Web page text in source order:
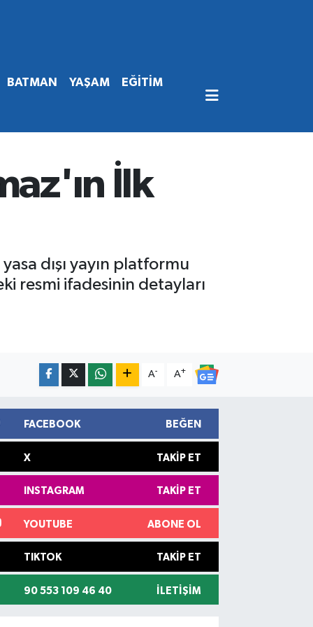
BATMAN YAŞAM EĞİTİM
İlk
dışı yayın platformu
resmi ifadesinin detayları
A- A+
FACEBOOK BEĞEN
X TAKIP ET
INSTAGRAM TAKIP ET
YOUTUBE ABONE OL
TIKTOK TAKIP ET
90 553 109 46 40 İLETIŞIM